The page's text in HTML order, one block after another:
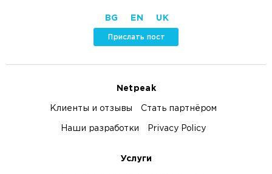
BG EN UK
Прислать пост
Netpeak
Клиенты и отзывы Стать партнёром
Наши разработки Privacy Policy
Услуги